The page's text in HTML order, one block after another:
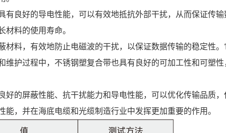
良好的导电性能，可以有效地抵抗外部干扰，从而保证传输
料的使用寿命。
料，有效地防止电磁波的干扰，以保证数据传输的稳定性。
护过程中，不锈钢塑复合带也具有良好的可加工性和可塑性
的屏蔽性能、抗干扰能力和导电性能，可以优化传输品质，
，并在海底电缆和光缆制造行业中发挥更加重要的作用。